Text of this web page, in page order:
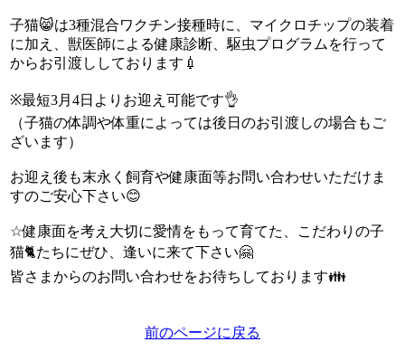
子猫😸は3種混合ワクチン接種時に、マイクロチップの装着
に加え、獣医師による健康診断、駆虫プログラムを行って
からお引渡ししております💉
※最短3月4日よりお迎え可能です👌
（子猫の体調や体重によっては後日のお引渡しの場合もご
ざいます）
お迎え後も末永く飼育や健康面等お問い合わせいただけま
すのご安心下さい😊
☆健康面を考え大切に愛情をもって育てた、こだわりの子
猫🐈たちにぜひ、逢いに来て下さい🤗
皆さまからのお問い合わせをお待ちしております👪
前のページに戻る